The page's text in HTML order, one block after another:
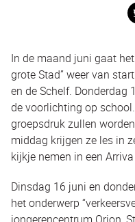
In de maand juni gaat
grote Stad” weer van
en de Schelf.
de voorlichting op
groepsdruk zullen
middag krijgen ze les in
kijkje nemen in een
Dinsdag 16 juni en
het onderwerp